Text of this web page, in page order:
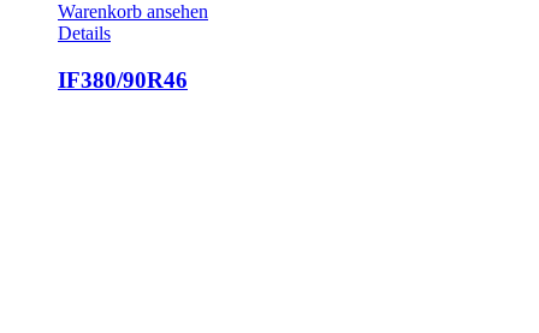
Warenkorb ansehen
Details
IF380/90R46